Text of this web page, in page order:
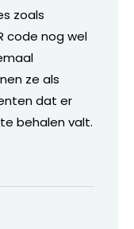
zoals
code nog wel
ze als
dat er
behalen valt.